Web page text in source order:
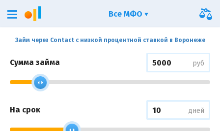
Займ через Contact с низкой процентной ставкой в Воронеже
Сумма займа руб
На срок дней
Все МФО